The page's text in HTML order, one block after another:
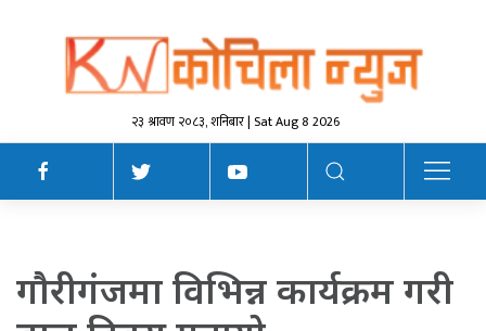
२३ श्रावण २०८३, शनिबार | Sat Aug 8 2026
गाैरीगंजमा विभिन्न कार्यक्रम गरी